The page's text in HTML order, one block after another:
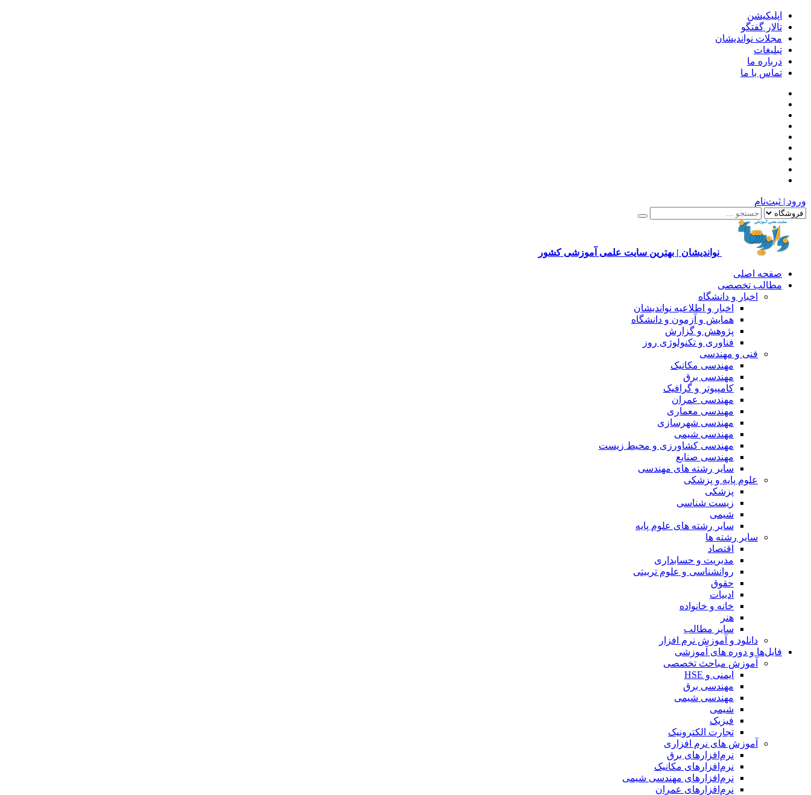
اپلیکیشن
تالار گفتگو
مجلات نواندیشان
تبلیغات
درباره ما
تماس با ما
ورود | ثبت‌نام
نواندیشان | بهترین سایت علمی آموزشی کشور
صفحه اصلی
مطالب تخصصی
اخبار و دانشگاه
اخبار و اطلاعیه نواندیشان
همایش و آزمون و دانشگاه
پژوهش و گزارش
فناوری و تکنولوژی روز
فنی و مهندسی
مهندسی مکانیک
مهندسی برق
کامپیوتر و گرافیک
مهندسی عمران
مهندسی معماری
مهندسی شهرسازی
مهندسی شیمی
مهندسی کشاورزی و محیط زیست
مهندسی صنایع
سایر رشته های مهندسی
علوم پایه و پزشکی
پزشکی
زیست شناسی
شیمی
سایر رشته های علوم پایه
سایر رشته ها
اقتصاد
مدیریت و حسابداری
روانشناسی و علوم تربیتی
حقوق
ادبیات
خانه و خانواده
هنر
سایر مطالب
دانلود و آموزش نرم افزار
فایل‌ها و دوره های آموزشی
آموزش مباحث تخصصی
ایمنی و HSE
مهندسی برق
مهندسی شیمی
شیمی
فیزیک
تجارت الکترونیک
آموزش های نرم افزاری
نرم‌افزارهای برق
نرم‌افزارهای مکانیک
نرم‌افزارهای مهندسی شیمی
نرم‌افزارهای عمران